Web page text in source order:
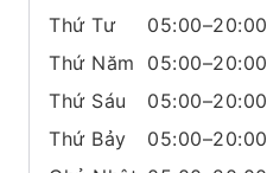
Thứ Tư
05:00–20:00
Thứ Năm
05:00–20:00
Thứ Sáu
05:00–20:00
Thứ Bảy
05:00–20:00